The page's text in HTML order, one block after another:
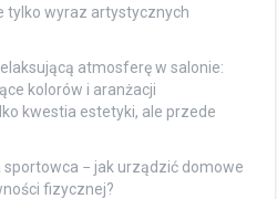
tylko wyraz artystycznych
atmosferę w salonie:
kolorów i aranżacji
kwestia estetyki, ale przede
sportowca − jak urządzić domowe
fizycznej?